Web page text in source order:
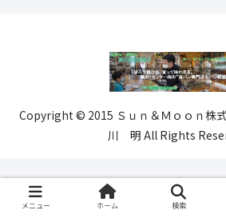
Copyright © 2015 Ｓｕｎ＆Ｍｏｏｎ
川 明 All Rights
メニュー ホーム 検索